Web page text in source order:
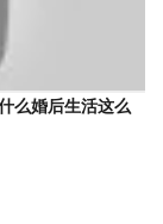
么婚后生活这么